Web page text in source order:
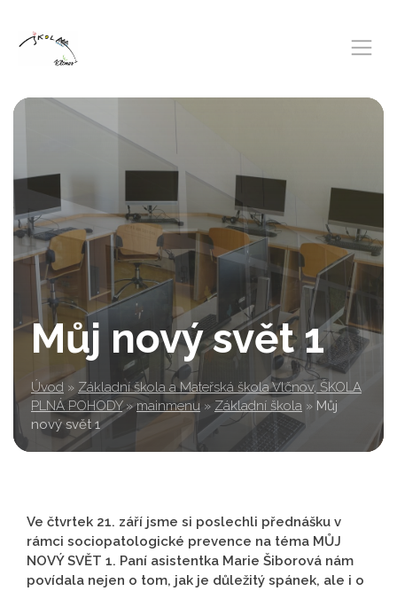
Můj nový svět 1
Úvod » Základní škola a Mateřská škola Vlčnov, ŠKOLA
PLNÁ POHODY » mainmenu » Základní škola » Můj
nový svět 1
Ve čtvrtek 21. září jsme si poslechli přednášku v
rámci sociopatologické prevence na téma MŮJ
NOVÝ SVĚT 1. Paní asistentka Marie Šiborová nám
povídala nejen o tom, jak je důležitý spánek, ale i o